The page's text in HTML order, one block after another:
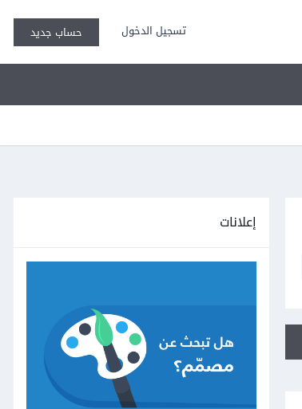
تسجيل الدخول حساب جديد
إعلانات